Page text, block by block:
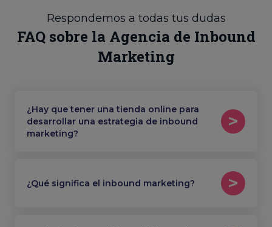
Respondemos a todas tus dudas
FAQ sobre la Agencia de Inbound
Marketing
¿Hay que tener una tienda online para
desarrollar una estrategia de inbound
marketing?
¿Qué significa el inbound marketing?